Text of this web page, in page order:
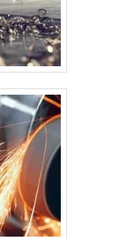
Profissionais
de alta
onde são
de reforma de
dos clientes novo
de última
NO SEGMENTONa
as melhores
o que precisa para
a empresa
como mesas
de usinagem e